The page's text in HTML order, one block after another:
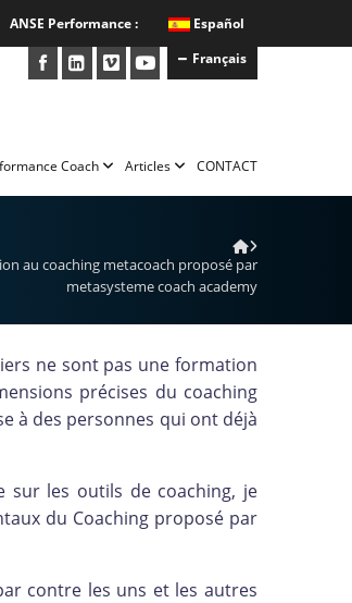
ANSE Performance : Español
Français
Coach Articles CONTACT
au coaching metacoach proposé par
metasysteme coach academy
ne sont pas une formation
précises du coaching
à des personnes qui ont déjà
sur les outils de coaching, je
du Coaching proposé par
contre les uns et les autres